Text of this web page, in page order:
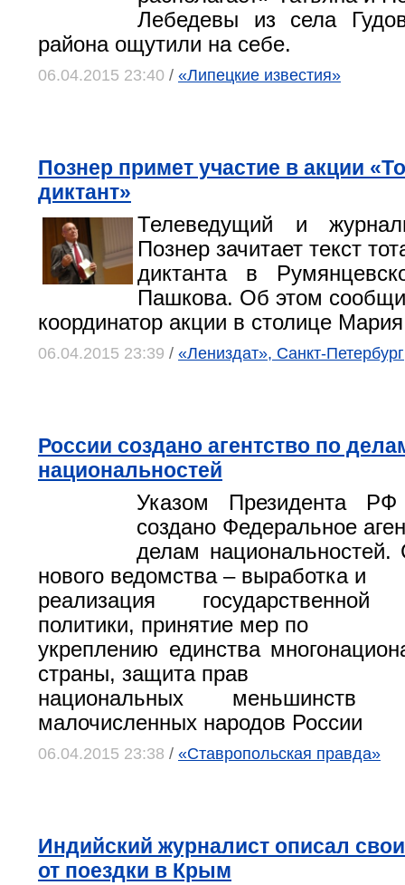
Лебедевы из села
района ощутили на себе.
06.04.2015 23:40 / «Липецкие известия»
Познер примет участие в акции
диктант»
Телеведущий и
Познер зачитает текст
диктанта в
Пашкова. Об этом
координатор акции в столице
06.04.2015 23:39 / «Лениздат», Санкт-Петербург
России создано агентство по
национальностей
Указом Президента
создано Федеральное
делам
нового ведомства – выработка и
реализация государственной
политики, принятие мер по
укреплению единства
страны, защита прав
национальных
малочисленных народов России
06.04.2015 23:38 / «Ставропольская правда»
Индийский журналист описал
от поездки в Крым